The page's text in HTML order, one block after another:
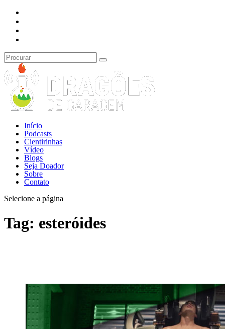
Início
Podcasts
Cientirinhas
Vídeo
Blogs
Seja Doador
Sobre
Contato
Selecione a página
Tag: esteróides